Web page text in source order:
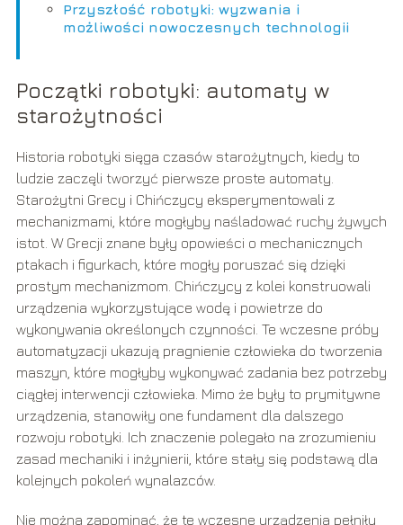
Przyszłość robotyki: wyzwania i
możliwości nowoczesnych technologii
Początki robotyki: automaty w
starożytności
Historia robotyki sięga czasów starożytnych, kiedy to
ludzie zaczęli tworzyć pierwsze proste automaty.
Starożytni Grecy i Chińczycy eksperymentowali z
mechanizmami, które mogłyby naśladować ruchy żywych
istot. W Grecji znane były opowieści o mechanicznych
ptakach i figurkach, które mogły poruszać się dzięki
prostym mechanizmom. Chińczycy z kolei konstruowali
urządzenia wykorzystujące wodę i powietrze do
wykonywania określonych czynności. Te wczesne próby
automatyzacji ukazują pragnienie człowieka do tworzenia
maszyn, które mogłyby wykonywać zadania bez potrzeby
ciągłej interwencji człowieka. Mimo że były to prymitywne
urządzenia, stanowiły one fundament dla dalszego
rozwoju robotyki. Ich znaczenie polegało na zrozumieniu
zasad mechaniki i inżynierii, które stały się podstawą dla
kolejnych pokoleń wynalazców.
Nie można zapominać, że te wczesne urządzenia pełniły